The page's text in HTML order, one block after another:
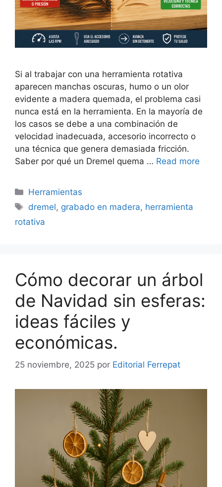
Si al trabajar con una herramienta rotativa
aparecen manchas oscuras, humo o un olor
evidente a madera quemada, el problema casi
nunca está en la herramienta. En la mayoría de
los casos se debe a una combinación de
velocidad inadecuada, accesorio incorrecto o
una técnica que genera demasiada fricción.
Saber por qué un Dremel quema … Read more
Categorías
Herramientas
Etiquetas
dremel, grabado en madera, herramienta
rotativa
Cómo decorar un árbol
de Navidad sin esferas:
ideas fáciles y
económicas.
25 noviembre, 2025 por Editorial Ferrepat